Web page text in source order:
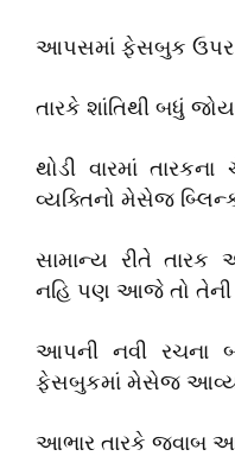
આપસમાં ફેસબુક ઉપર
તારકે શાંતિથી બધું
થોડી વારમાં
વ્યક્તિનો મેસેજ
સામાન્ય રીતે
નહિ પણ આજે તો
આપની નવી રચના
ફેસબુકમાં મેસેજ
આભાર તારકે જવાબ